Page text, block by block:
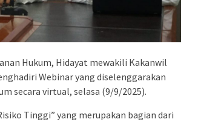
Hukum, Hidayat mewakili Kakanwil
Webinar yang diselenggarakan
secara virtual, selasa (9/9/2025).
Tinggi” yang merupakan bagian dari